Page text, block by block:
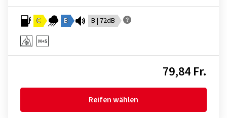
C B B | 72dB
79,84 Fr.
Reifen wählen